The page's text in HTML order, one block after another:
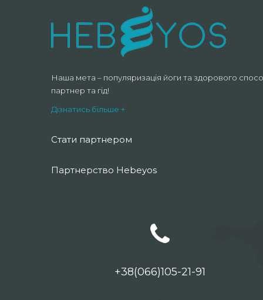
Наша мета – популяризація йоги та здорового
партнер та гід!
Дізнатись більше +
Стати партнером
Партнерство Hebeyos
+38(066)105-21-91